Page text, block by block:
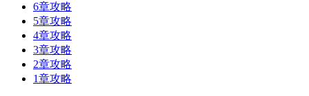
6章攻略
5章攻略
4章攻略
3章攻略
2章攻略
1章攻略